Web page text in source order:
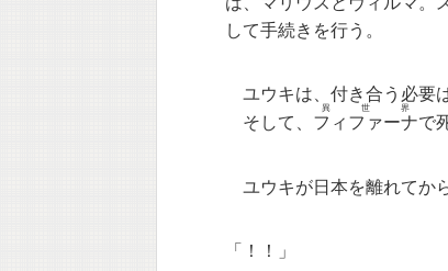
して手続きを行う。
ユウキは、付き合う必要
そして、 フィファーナ
異世界
で
ユウキが日本を離れてか
「！！」